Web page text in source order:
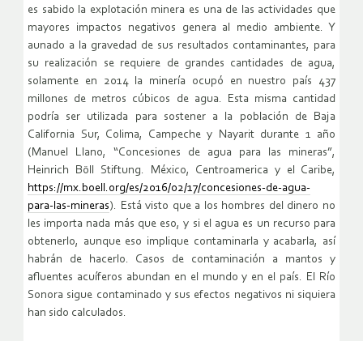
es sabido la explotación minera es una de las actividades que
mayores impactos negativos genera al medio ambiente. Y
aunado a la gravedad de sus resultados contaminantes, para
su realización se requiere de grandes cantidades de agua,
solamente en 2014 la minería ocupó en nuestro país 437
millones de metros cúbicos de agua. Esta misma cantidad
podría ser utilizada para sostener a la población de Baja
California Sur, Colima, Campeche y Nayarit durante 1 año
(Manuel Llano, “Concesiones de agua para las mineras”,
Heinrich Böll Stiftung. México, Centroamerica y el Caribe,
https://mx.boell.org/es/2016/02/17/concesiones-de-agua-
para-las-mineras). Está visto que a los hombres del dinero no
les importa nada más que eso, y si el agua es un recurso para
obtenerlo, aunque eso implique contaminarla y acabarla, así
habrán de hacerlo. Casos de contaminación a mantos y
afluentes acuíferos abundan en el mundo y en el país. El Río
Sonora sigue contaminado y sus efectos negativos ni siquiera
han sido calculados.